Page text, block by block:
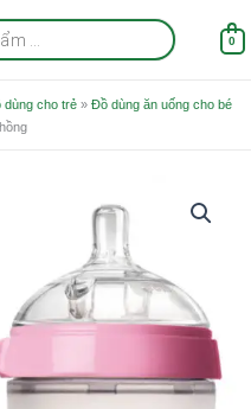
0
dùng cho trẻ » Đồ dùng ăn uống cho bé
655.000 ₫.